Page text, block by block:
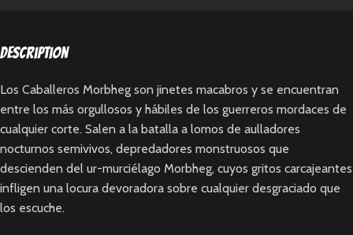
Description
Los Caballeros Morbheg son jinetes macabros y se encuentran
entre los más orgullosos y hábiles de los guerreros mordaces de
cualquier corte. Salen a la batalla a lomos de aulladores
nocturnos semivivos, depredadores monstruosos que
descienden del ur-murciélago Morbheg, cuyos gritos carcajeantes
infligen una locura devoradora sobre cualquier desgraciado que
los escuche.